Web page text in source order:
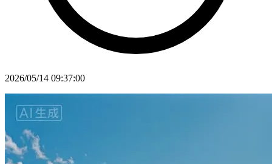
2026/05/14 09:37:00